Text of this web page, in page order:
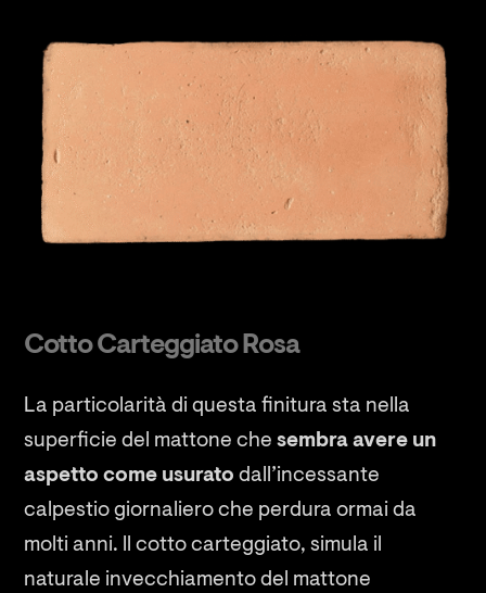
Cotto Carteggiato Rosa
La particolarità di questa finitura sta nella
superficie del mattone chesembra avere un
aspetto come usurato dall’incessante
calpestio giornaliero che perdura ormai da
molti anni. ll cotto carteggiato, simula il
naturale invecchiamento del mattone